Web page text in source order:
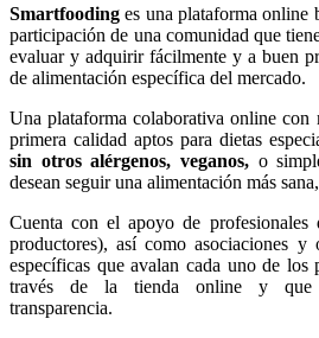
Smartfooding es una plataforma online
participación de una comunidad que
evaluar y adquirir fácilmente y a buen
de alimentación específica del mercado.
Una plataforma colaborativa online con
primera calidad aptos para dietas
sin otros alérgenos, veganos,o
desean seguir una alimentación más
Cuenta con el apoyo de profesionales
productores), así como asociaciones y
específicas que avalan cada uno de los
través de la tienda online y que
transparencia.